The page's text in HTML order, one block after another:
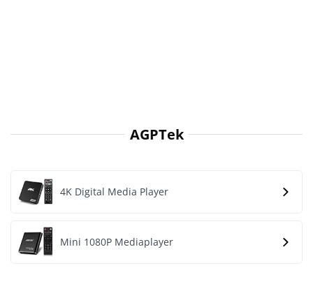
AGPTek
4K Digital Media Player
Mini 1080P Mediaplayer